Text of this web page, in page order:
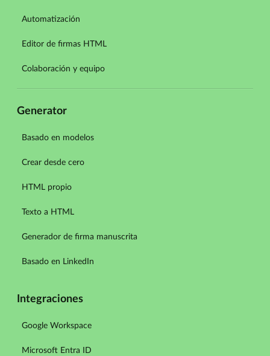
Automatización
Editor de firmas HTML
Colaboración y equipo
Generator
Basado en modelos
Crear desde cero
HTML propio
Texto a HTML
Generador de firma manuscrita
Basado en LinkedIn
Integraciones
Google Workspace
Microsoft Entra ID